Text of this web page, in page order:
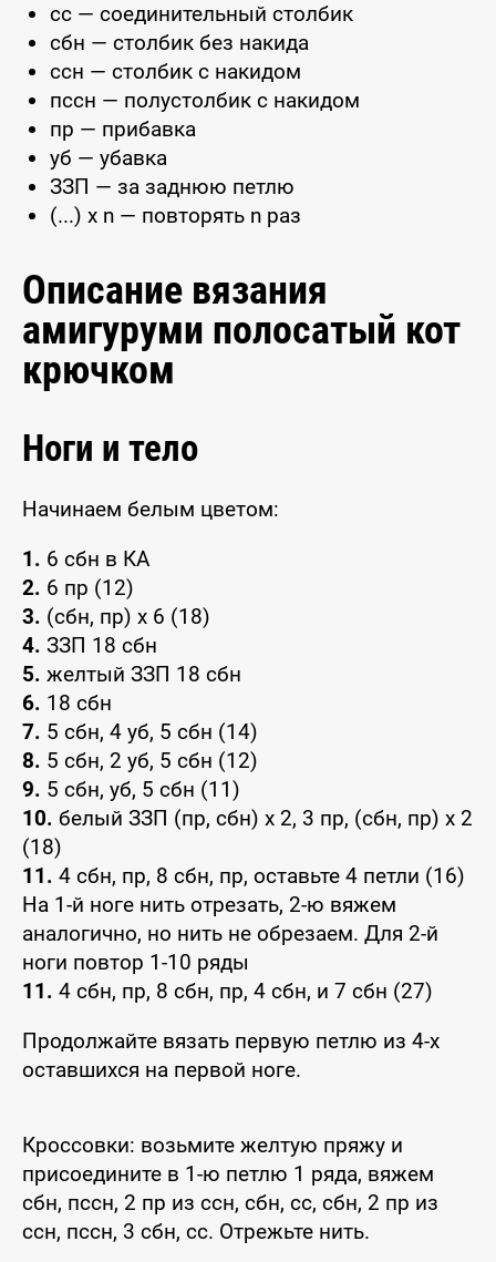
сс — соединительный столбик
сбн — столбик без накида
ссн — столбик с накидом
пссн — полустолбик с накидом
пр — прибавка
уб — убавка
ЗЗП — за заднюю петлю
(...) x n — повторять n раз
Описание вязания
амигуруми полосатый кот
крючком
Ноги и тело
Начинаем белым цветом:
1. 6 сбн в КА
2. 6 пр (12)
3. (сбн, пр) x 6 (18)
4. ЗЗП 18 сбн
5. желтый ЗЗП 18 сбн
6. 18 сбн
7. 5 сбн, 4 уб, 5 сбн (14)
8. 5 сбн, 2 уб, 5 сбн (12)
9. 5 сбн, уб, 5 сбн (11)
10. белый ЗЗП (пр, сбн) x 2, 3 пр, (сбн, пр) x 2
(18)
11. 4 сбн, пр, 8 сбн, пр, оставьте 4 петли (16)
На 1-й ноге нить отрезать, 2-ю вяжем
аналогично, но нить не обрезаем. Для 2-й
ноги повтор 1-10 ряды
11. 4 сбн, пр, 8 сбн, пр, 4 сбн, и 7 сбн (27)
Продолжайте вязать первую петлю из 4-х
оставшихся на первой ноге.
Кроссовки: возьмите желтую пряжу и
присоедините в 1-ю петлю 1 ряда, вяжем
сбн, пссн, 2 пр из ссн, сбн, сс, сбн, 2 пр из
ссн, пссн, 3 сбн, сс. Отрежьте нить.